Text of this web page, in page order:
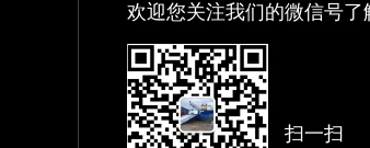
欢迎您关注我们的微信号了
扫一扫